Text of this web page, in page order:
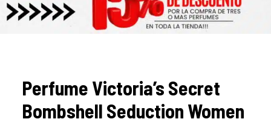
Perfume Victoria’s Secret
Bombshell Seduction Women